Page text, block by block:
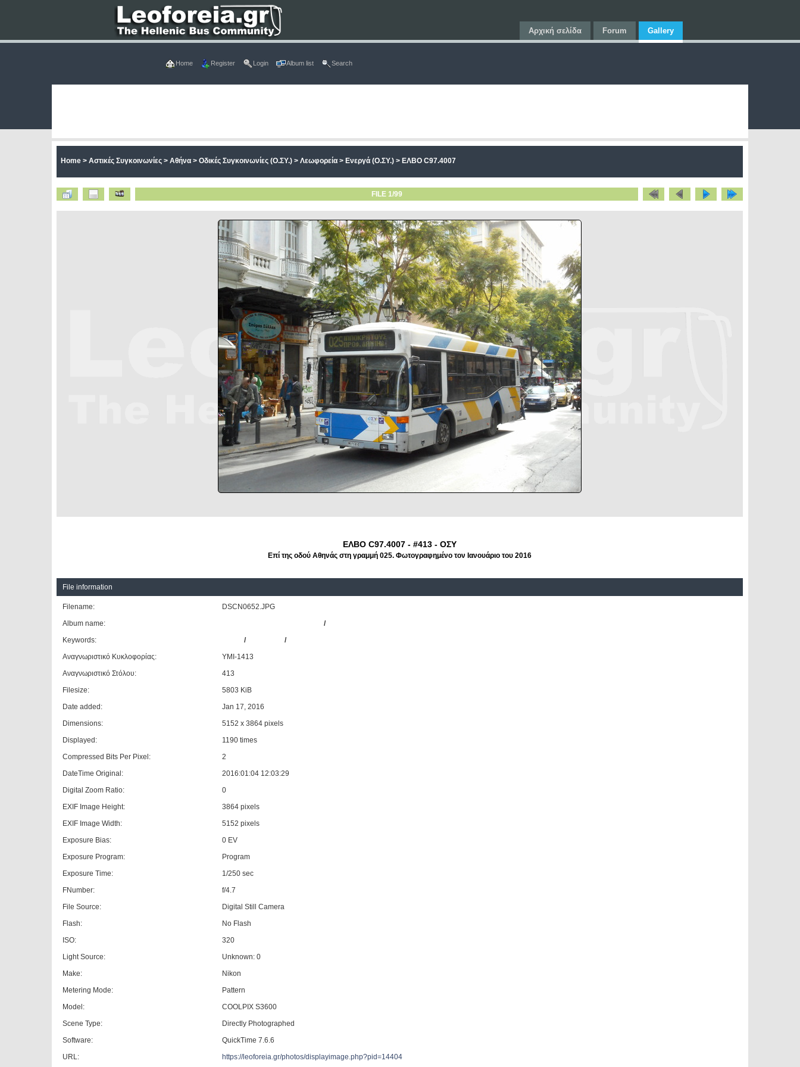
Αρχική σελίδα Forum Gallery
Home Register Login Album list Search
Home >Αστικές Συγκοινωνίες >Αθήνα >Οδικές Συγκοινωνίες (Ο.ΣΥ.) >Λεωφορεία > Ενεργά (Ο.ΣΥ.) > ΕΛΒΟ C97.4007
FILE 1/99
EΛΒΟ C97.4007 - #413 - ΟΣΥ
Επί της οδού Αθηνάς στη γραμμή 025. Φωτογραφημένο τον Ιανουάριο του 2016
File information
Filename:
DSCN0652.JPG
Album name:
/
Keywords:
/ /
Αναγνωριστικό Κυκλοφορίας:
ΥΜΙ-1413
Αναγνωριστικό Στόλου:
413
Filesize:
5803 KiB
Date added:
Jan 17, 2016
Dimensions:
5152 x 3864 pixels
Displayed:
1190 times
Compressed Bits Per Pixel:
2
DateTime Original:
2016:01:04 12:03:29
Digital Zoom Ratio:
0
EXIF Image Height:
3864 pixels
EXIF Image Width:
5152 pixels
Exposure Bias:
0 EV
Exposure Program:
Program
Exposure Time:
1/250 sec
FNumber:
f/4.7
File Source:
Digital Still Camera
Flash:
No Flash
ISO:
320
Light Source:
Unknown: 0
Make:
Nikon
Metering Mode:
Pattern
Model:
COOLPIX S3600
Scene Type:
Directly Photographed
Software:
QuickTime 7.6.6
URL:
https://leoforeia.gr/photos/displayimage.php?pid=14404